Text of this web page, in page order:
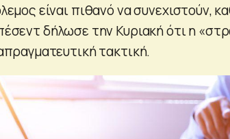
είναι πιθανό να συνεχιστούν,
δήλωσε την Κυριακή ότι η
τακτική.